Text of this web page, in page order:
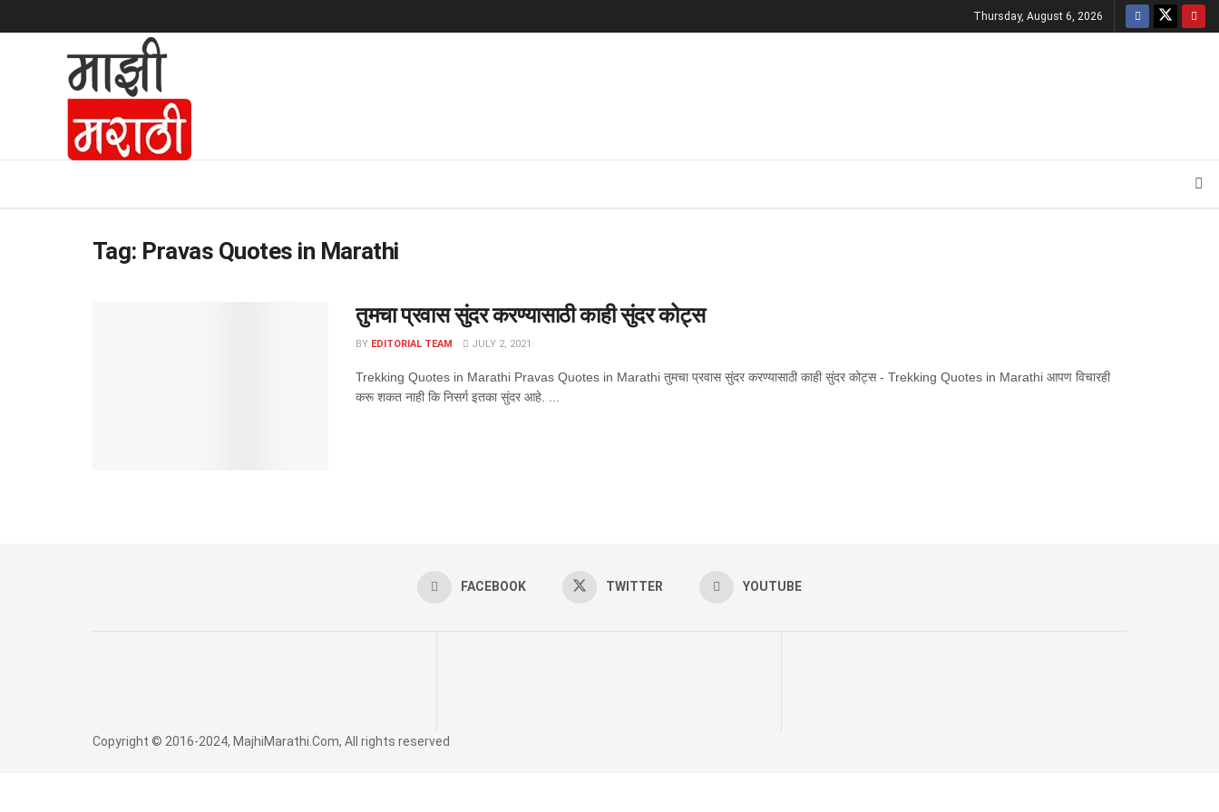
Thursday, August 6, 2026
Tag: Pravas Quotes in Marathi
तुमचा प्रवास सुंदर करण्यासाठी काही सुंदर कोट्स
BY EDITORIAL TEAM JULY 2, 2021
Trekking Quotes in Marathi Pravas Quotes in Marathi तुमचा प्रवास सुंदर करण्यासाठी काही सुंदर कोट्स - Trekking Quotes in Marathi आपण विचारही
करू शकत नाही कि निसर्ग इतका सुंदर आहे. ...
FACEBOOK TWITTER YOUTUBE
Copyright © 2016-2024, MajhiMarathi.Com, All rights reserved